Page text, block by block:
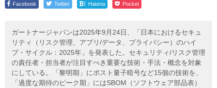
Facebook Twitter ! Hatena Pocket
ガートナージャパンは2025年9月24日、「日本におけるセキュ
リティ（リスク管理、アプリ/データ、プライバシー）のハイ
プ・サイクル：2025年」を発表した。セキュリティ/リスク管理
の責任者・担当者が注目すべき重要な技術・手法・概念を対象
にしている。「黎明期」にポスト量子暗号など15個の技術を、
「過度な期待のピーク期」にはSBOM（ソフトウェア部品表）